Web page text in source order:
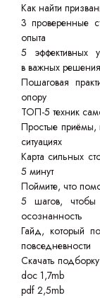
Как найти
3 проверенные
опыта
5 эффективных
в важных
Пошаговая
опору
ТОП-5 техник
Простые приёмы,
ситуациях
Карта сильных
5 минут
Поймите, что
5 шагов, чтобы
осознанность
Гайд, который
повседневности
Скачать
doc 1,7mb
pdf 2,5mb